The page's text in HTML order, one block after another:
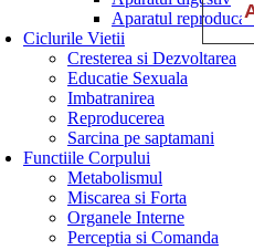
Aparatul
Ciclurile Vietii
Cresterea si Dezvoltarea
Educatie Sexuala
Imbatranirea
Reproducerea
Sarcina pe saptamani
Functiile Corpului
Metabolismul
Miscarea si Forta
Organele Interne
Perceptia si Comanda